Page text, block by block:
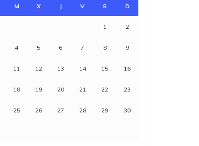
M X J V S D
1 2
4 5 6 7 8 9
11 12 13 14 15 16
18 19 20 21 22 23
25 26 27 28 29 30